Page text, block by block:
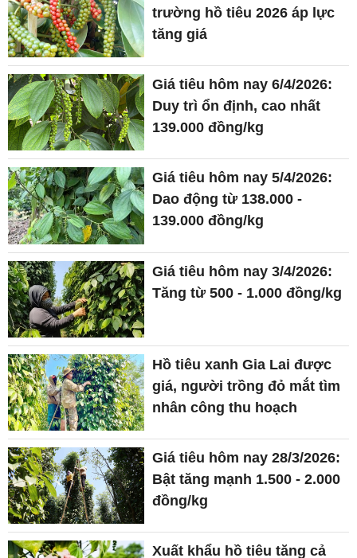
trường hồ tiêu 2026 áp lực
tăng giá
Giá tiêu hôm nay 6/4/2026:
Duy trì ổn định, cao nhất
139.000 đồng/kg
Giá tiêu hôm nay 5/4/2026:
Dao động từ 138.000 -
139.000 đồng/kg
Giá tiêu hôm nay 3/4/2026:
Tăng từ 500 - 1.000 đồng/kg
Hồ tiêu xanh Gia Lai được
giá, người trồng đỏ mắt tìm
nhân công thu hoạch
Giá tiêu hôm nay 28/3/2026:
Bật tăng mạnh 1.500 - 2.000
đồng/kg
Xuất khẩu hồ tiêu tăng cả